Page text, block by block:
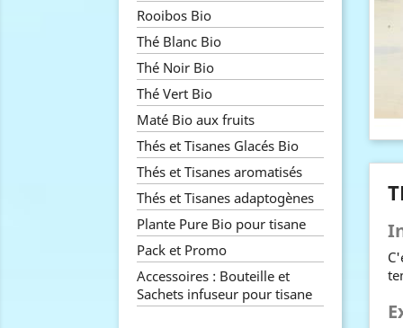
Rooibos Bio
Thé Blanc Bio
Thé Noir Bio
Thé Vert Bio
Maté Bio aux fruits
Thés et Tisanes Glacés Bio
Thés et Tisanes aromatisés
Thés et Tisanes adaptogènes
Plante Pure Bio pour tisane
Pack et Promo
Accessoires : Bouteille et
Sachets infuseur pour tisane